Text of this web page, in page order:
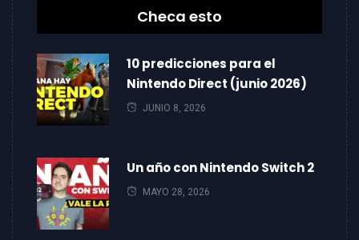
Checa esto
10 predicciones para el
Nintendo Direct (junio 2026)
JUNIO 8, 2026
Un año con Nintendo Switch 2
MAYO 28, 2026